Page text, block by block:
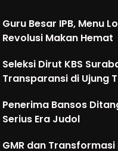
Guru Besar IPB, Menu
Revolusi Makan Hemat
Seleksi Dirut KBS
Transparansi di Ujung
Penerima Bansos
Serius Era Judol
GMR dan